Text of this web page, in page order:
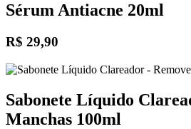
Sérum Antiacne 20ml
R$ 29,90
Sabonete Líquido
Manchas 100ml